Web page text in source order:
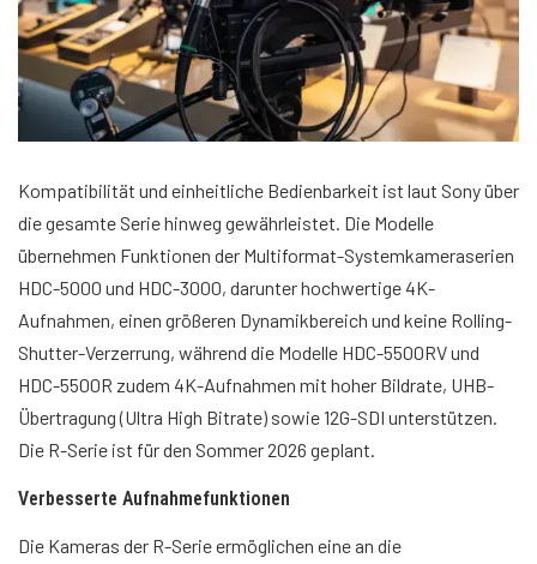
Kompatibilität und einheitliche Bedienbarkeit ist laut Sony über
die gesamte Serie hinweg gewährleistet. Die Modelle
übernehmen Funktionen der Multiformat-Systemkameraserien
HDC-5000 und HDC-3000, darunter hochwertige 4K-
Aufnahmen, einen größeren Dynamikbereich und keine Rolling-
Shutter-Verzerrung, während die Modelle HDC-5500RV und
HDC-5500R zudem 4K-Aufnahmen mit hoher Bildrate, UHB-
Übertragung (Ultra High Bitrate) sowie 12G-SDI unterstützen.
Die R-Serie ist für den Sommer 2026 geplant.
Verbesserte Aufnahmefunktionen
Die Kameras der R-Serie ermöglichen eine an die